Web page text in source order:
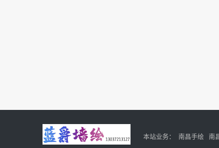
本站业务： 南昌手绘 南